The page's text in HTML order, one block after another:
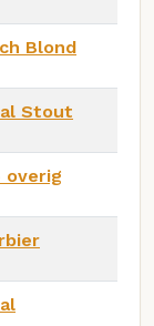
Blond
Stout
overig